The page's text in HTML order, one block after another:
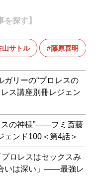
を探す】
山サトル 藤原喜明
リーの“プロレスの
ス講座別冊レジェン
スの神様”――フミ斎藤
ェンド100＜第4話＞
ロレスはセックスみ
いは深い」――最強レ